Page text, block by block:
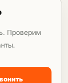
Проверим